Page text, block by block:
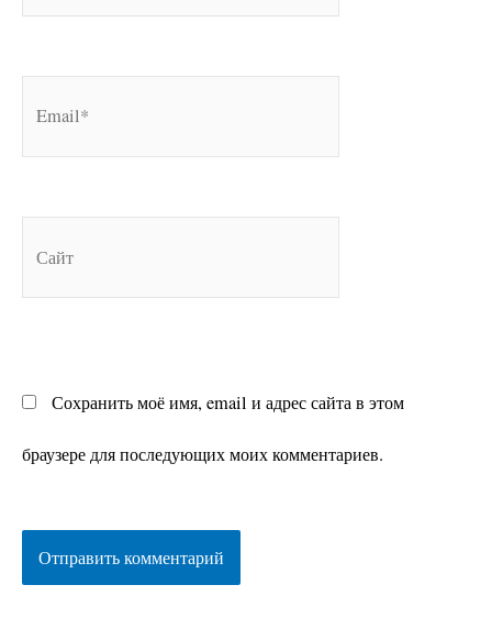
Сохранить моё имя, email и адрес сайта в этом
браузере для последующих моих комментариев.